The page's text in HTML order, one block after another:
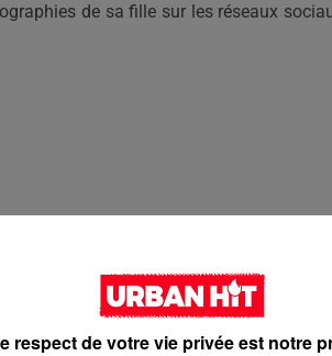
de sa fille sur les réseaux
respect de votre vie privée est notre